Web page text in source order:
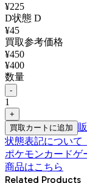
¥225
D状態 D
¥45
買取参考価格
¥450
¥400
数量
-
1
+
買取カートに追加
状態表記について
ポケモンカードゲ
商品はこちら
Related Products